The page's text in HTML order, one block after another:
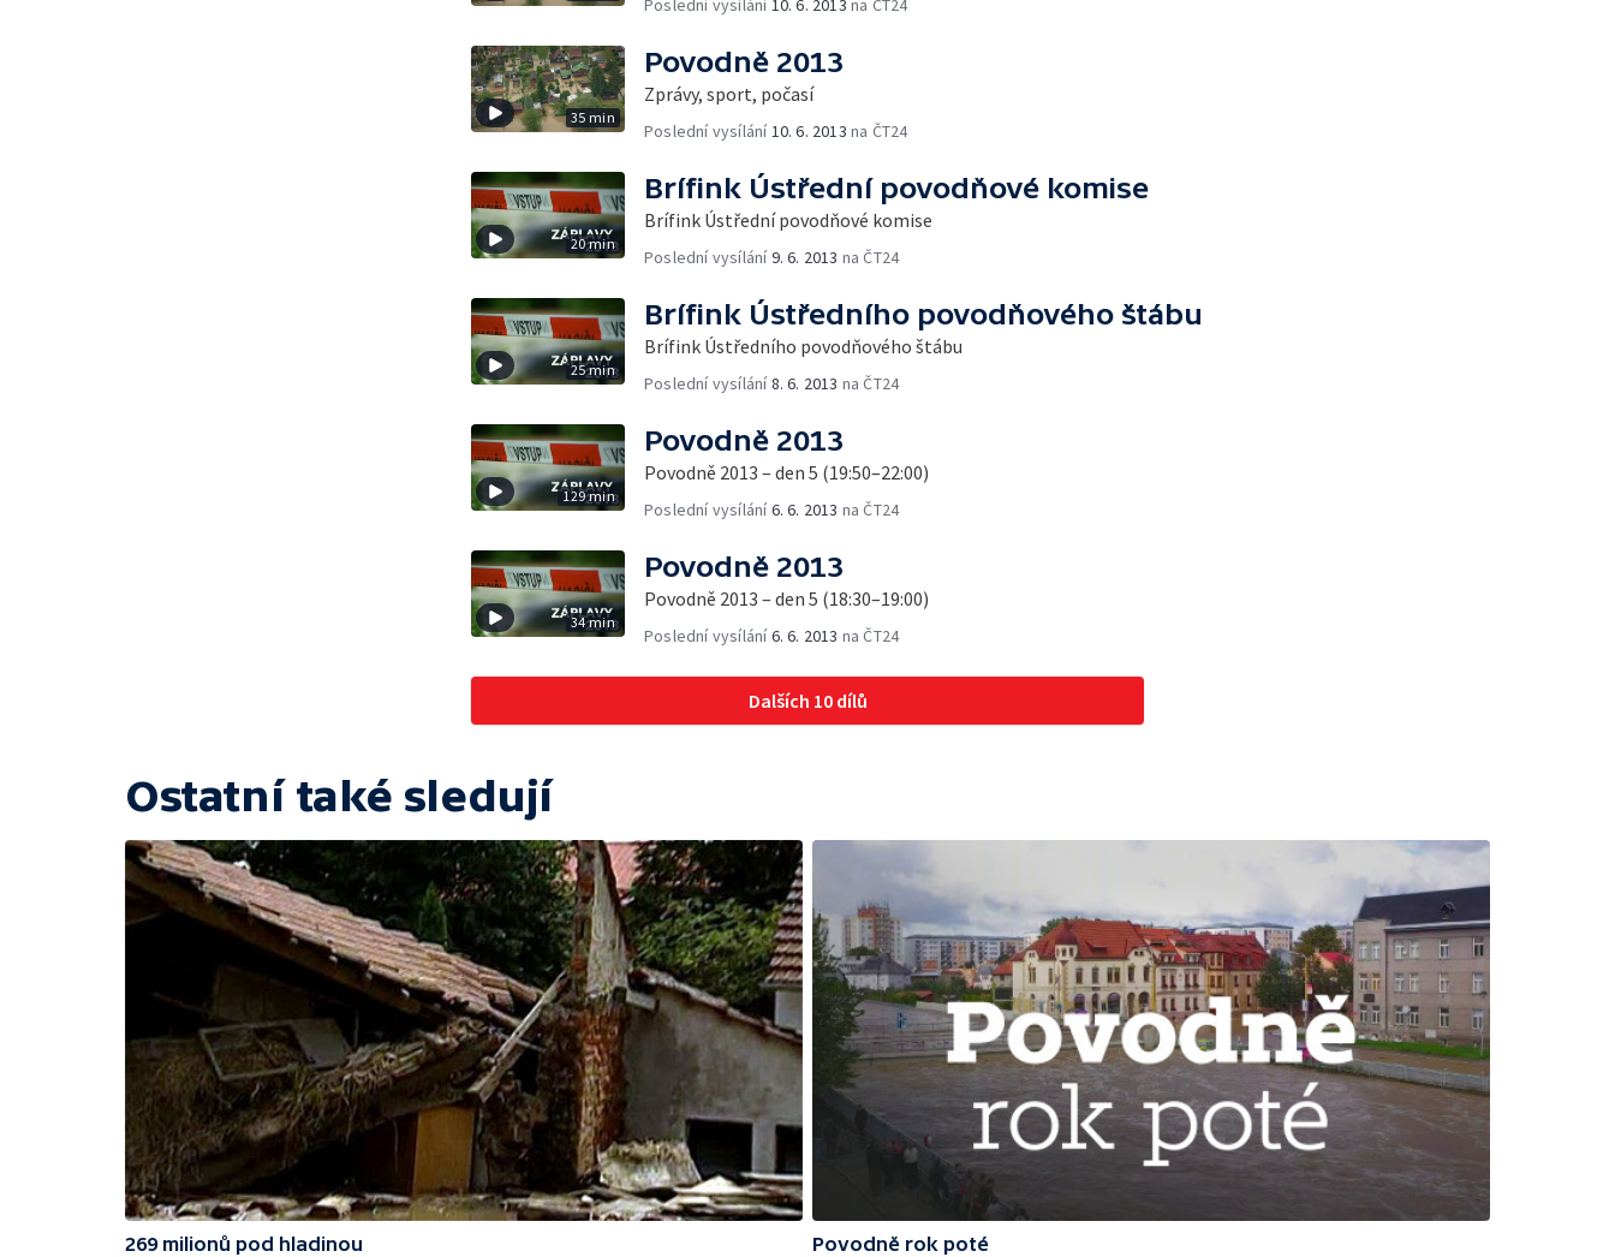
35 min
Povodně 2013
Zprávy, sport, počasí
Poslední vysílání 10. 6. 2013 na ČT24
20 min
Brífink Ústřední povodňové komise
Brífink Ústřední povodňové komise
Poslední vysílání9. 6. 2013 na ČT24
25 min
Brífink Ústředního povodňového štábu
Brífink Ústředního povodňového štábu
Poslední vysílání8. 6. 2013 na ČT24
129 min
Povodně 2013
Povodně 2013 – den 5 (19:50–22:00)
Poslední vysílání6. 6. 2013 na ČT24
34 min
Povodně 2013
Povodně 2013 – den 5 (18:30–19:00)
Poslední vysílání6. 6. 2013 na ČT24
Dalších 10 dílů
Ostatní také sledují
269 milionů pod hladinou Povodně rok poté